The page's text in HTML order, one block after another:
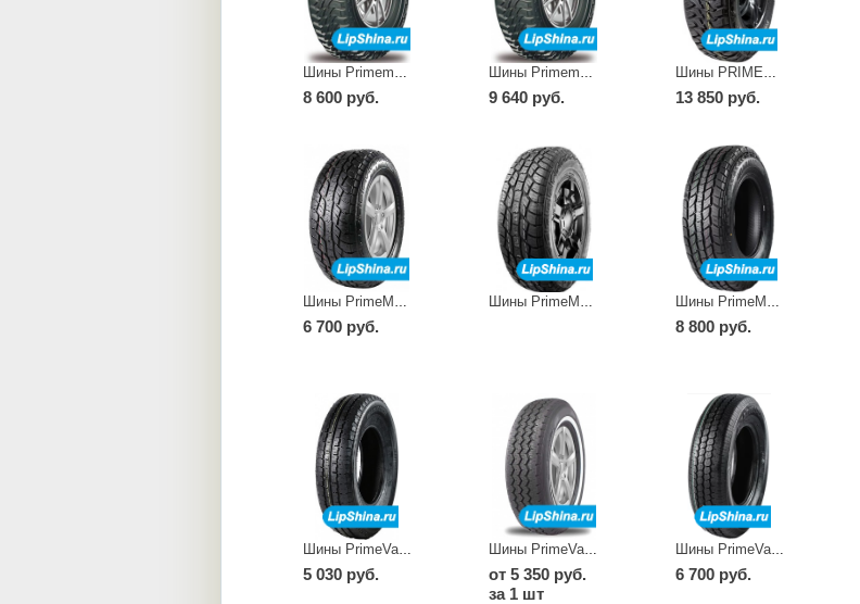
Шины Primemaster M/T I
8 600 руб.
Шины Primemaster M/T II
9 640 руб.
Шины PRIMEMASTER M/T II W
13 850 руб.
6 700 руб. 8 800 руб.
Шины PrimeVan 36
5 030 руб.
Шины PrimeVan 9
от 5 350 руб.
за 1 шт
Шины PrimeVan28
6 700 руб.